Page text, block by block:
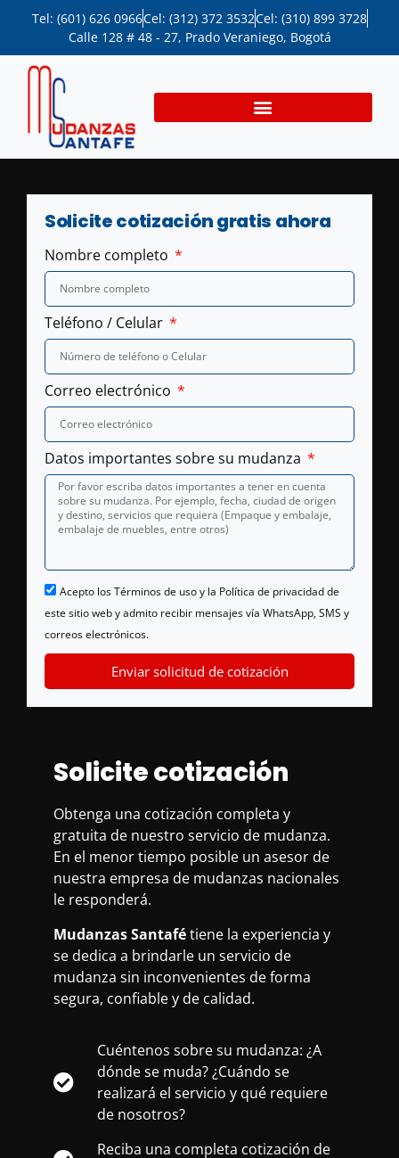
Tel: (601) 626 0966Cel: (312) 372 3532Cel: (310) 899 3728
Calle 128 # 48 - 27, Prado Veraniego, Bogotá
Solicite cotización
Obtenga una cotización completa y
gratuita de nuestro servicio de mudanza.
En el menor tiempo posible un asesor de
nuestra empresa de mudanzas nacionales
le responderá.
Mudanzas Santafétiene la experiencia y
se dedica a brindarle un servicio de
mudanza sin inconvenientes de forma
segura, confiable y de calidad.
Cuéntenos sobre su mudanza: ¿A
dónde se muda? ¿Cuándo se
realizará el servicio y qué requiere
de nosotros?
Reciba una completa cotización de
Solicite cotización gratis ahora
Nombre completo
Teléfono / Celular
Correo electrónico
Datos importantes sobre su mudanza
Acepto los Términos de uso y la Política de privacidad de
este sitio web y admito recibir mensajes vía WhatsApp, SMS y
correos electrónicos.
Enviar solicitud de cotización